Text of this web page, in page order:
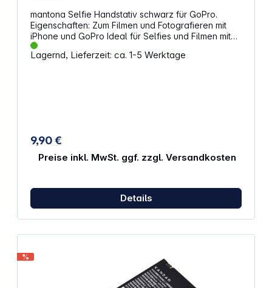
mantona Selfie Handstativ schwarz für GoPro.
Eigenschaften: Zum Filmen und Fotografieren mit
iPhone und GoPro Ideal für Selfies und Filmen mit
mehr Entfernung zum Motiv Flexible Arretierung des
Stativkopfes Stufenloser Längenauszug
Lagernd, Lieferzeit: ca. 1-5 Werktage
9,90 €
Preise inkl. MwSt. ggf. zzgl. Versandkosten
Details
%